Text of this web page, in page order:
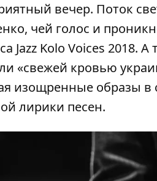
вечер. Поток
чей голос и
Jazz Kolo Voices 2018.
«свежей кровью
изощренные образы в
лирики песен.